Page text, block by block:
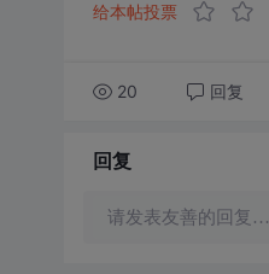
给本帖投票
20 回复
回复
请发表友善的回复…